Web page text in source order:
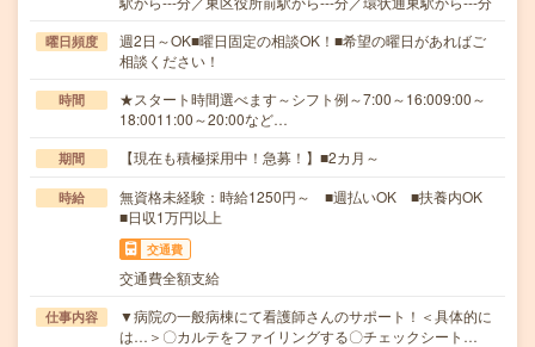
曜日頻度
週2日～OK■曜日固定の相談OK！■希望の曜日があればご
相談ください！
時間
★スタート時間選べます～シフト例～7:00～16:009:00～
18:0011:00～20:00など…
期間 【現在も積極採用中！急募！】■2カ月～
時給
無資格未経験：時給1250円～ ■週払いOK ■扶養内OK
■日収1万円以上
交通費
交通費全額支給
仕事内容
▼病院の一般病棟にて看護師さんのサポート！＜具体的に
は…＞〇カルテをファイリングする〇チェックシート…